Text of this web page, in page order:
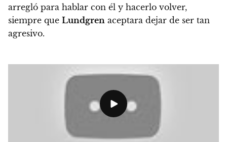
arregló para hablar con él y hacerlo volver,
siempre que Lundgren aceptara dejar de ser tan
agresivo.